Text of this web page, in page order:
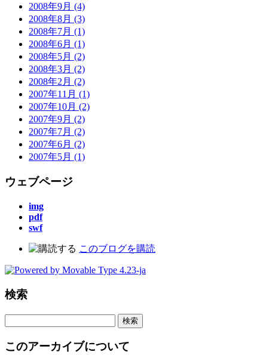
2008年9月 (4)
2008年8月 (3)
2008年7月 (1)
2008年6月 (1)
2008年5月 (2)
2008年3月 (2)
2008年2月 (2)
2007年11月 (1)
2007年10月 (2)
2007年9月 (2)
2007年7月 (2)
2007年6月 (2)
2007年5月 (1)
ウェブページ
img
pdf
swf
このブログを購読
検索
このアーカイブについて